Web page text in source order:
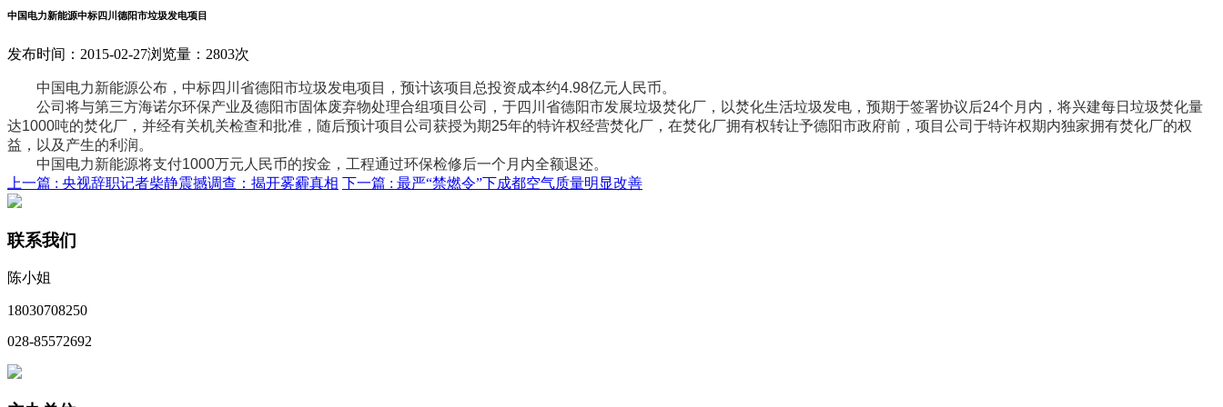
中国电力新能源中标四川德阳市垃圾发电项目
发布时间：2015-02-27浏览量：2803次
中国电力新能源公布，中标四川省德阳市垃圾发电项目，预计该项目总投资成本约4.98亿元人民币。
公司将与第三方海诺尔环保产业及德阳市固体废弃物处理合组项目公司，于四川省德阳市发展垃圾焚化厂，以焚化生活垃圾发电，预期于签署协议后24个月内，将兴建每日垃圾焚化量
达1000吨的焚化厂，并经有关机关检查和批准，随后预计项目公司获授为期25年的特许权经营焚化厂，在焚化厂拥有权转让予德阳市政府前，项目公司于特许权期内独家拥有焚化厂的权
益，以及产生的利润。
中国电力新能源将支付1000万元人民币的按金，工程通过环保检修后一个月内全额退还。
上一篇 : 央视辞职记者柴静震撼调查：揭开雾霾真相 下一篇 : 最严“禁燃令”下成都空气质量明显改善
联系我们
陈小姐
18030708250
028-85572692